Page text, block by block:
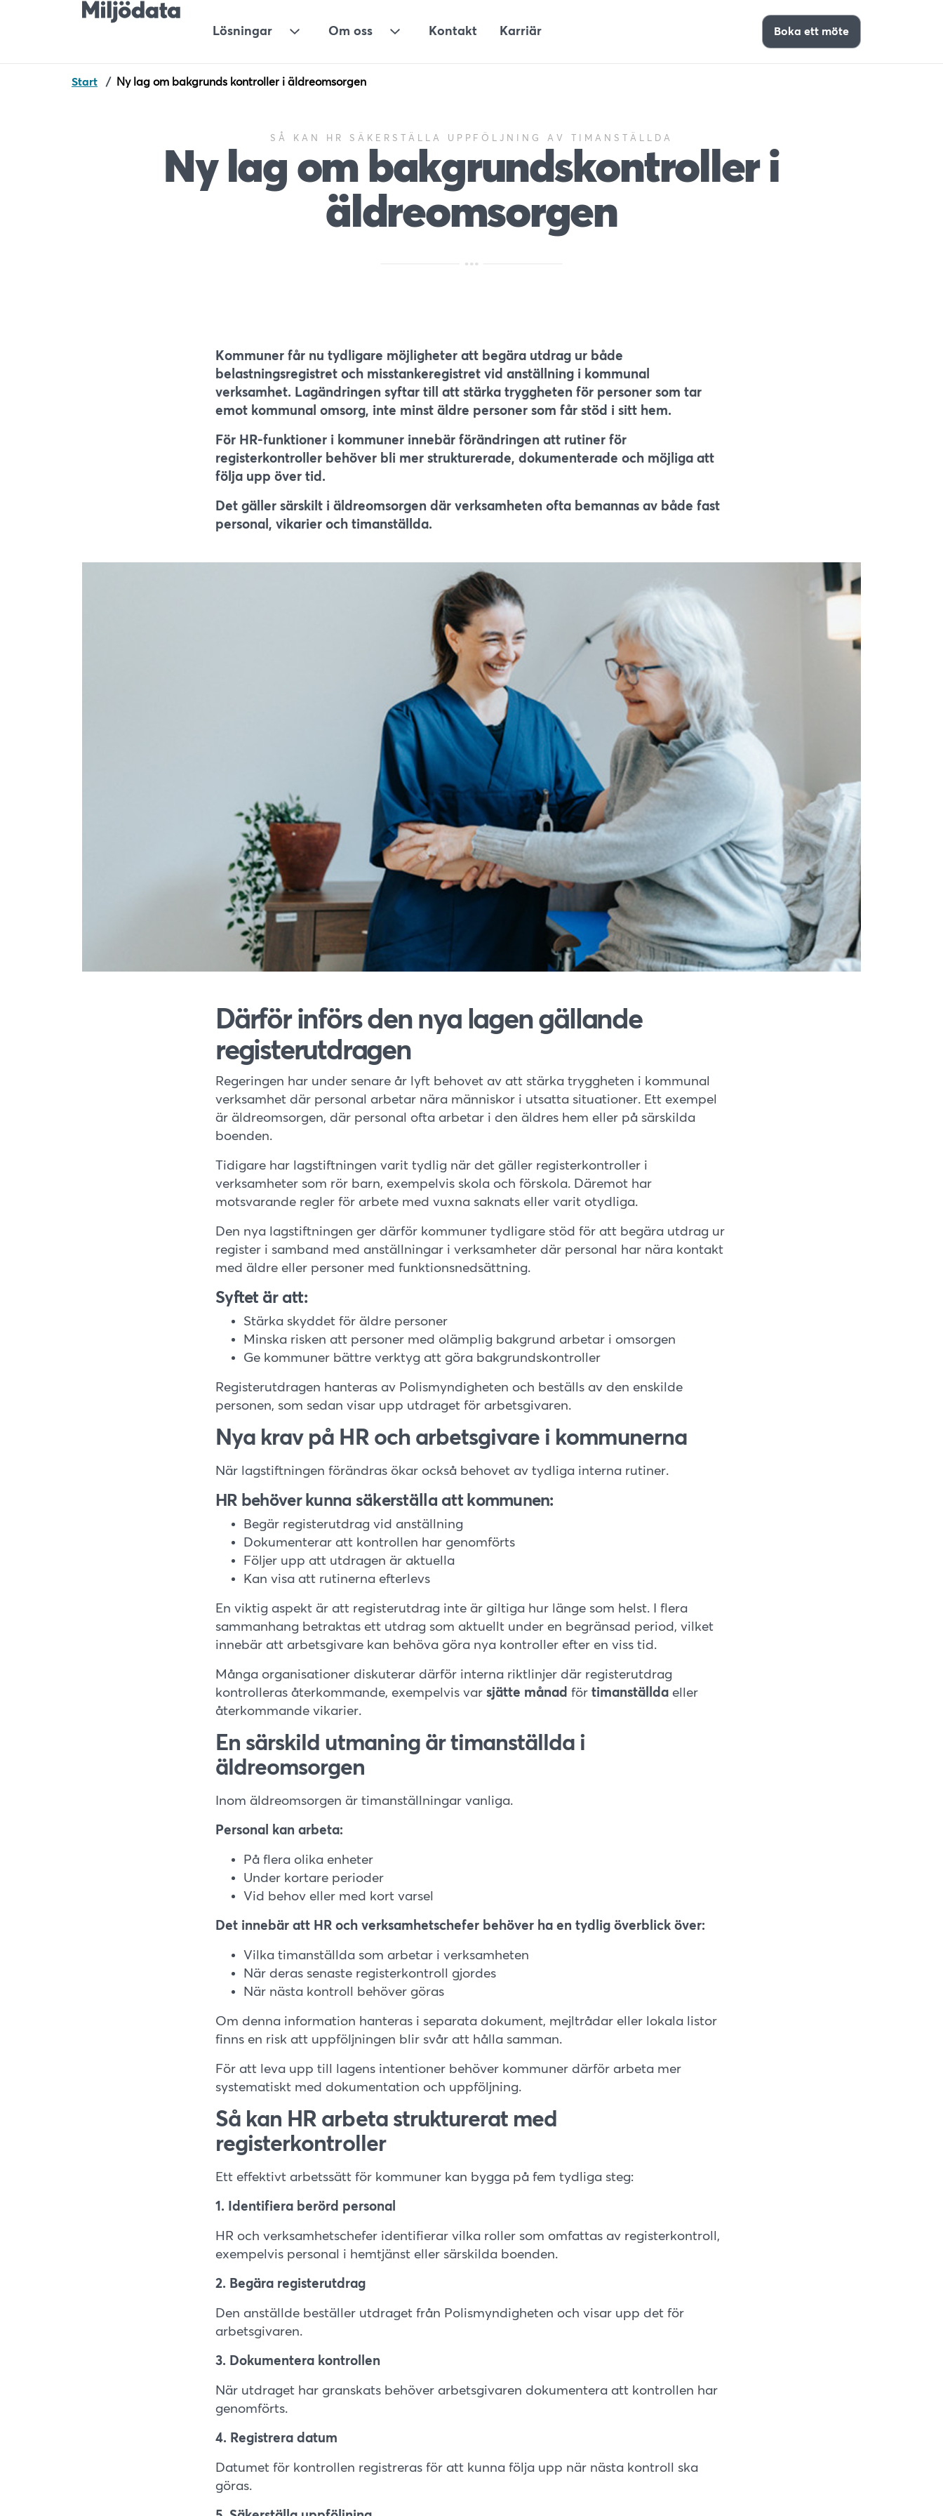
Lösningar
Undermeny för Lösningar
Om oss
Undermeny för Om oss
Kontakt Karriär Boka ett möte
Start / Ny lag om bakgrunds kontroller i äldreomsorgen
SÅ KAN HR SÄKERSTÄLLA UPPFÖLJNING AV TIMANSTÄLLDA
Ny lag om bakgrundskontroller i
äldreomsorgen
Kommuner får nu tydligare möjligheter att begära utdrag ur både
belastningsregistret och misstankeregistret vid anställning i kommunal
verksamhet. Lagändringen syftar till att stärka tryggheten för personer som tar
emot kommunal omsorg, inte minst äldre personer som får stöd i sitt hem.
För HR-funktioner i kommuner innebär förändringen att rutiner för
registerkontroller behöver bli mer strukturerade, dokumenterade och möjliga att
följa upp över tid.
Det gäller särskilt i äldreomsorgen där verksamheten ofta bemannas av både fast
personal, vikarier och timanställda.
Därför införs den nya lagen gällande
registerutdragen
Regeringen har under senare år lyft behovet av att stärka tryggheten i kommunal
verksamhet där personal arbetar nära människor i utsatta situationer. Ett exempel
är äldreomsorgen, där personal ofta arbetar i den äldres hem eller på särskilda
boenden.
Tidigare har lagstiftningen varit tydlig när det gäller registerkontroller i
verksamheter som rör barn, exempelvis skola och förskola. Däremot har
motsvarande regler för arbete med vuxna saknats eller varit otydliga.
Den nya lagstiftningen ger därför kommuner tydligare stöd för att begära utdrag ur
register i samband med anställningar i verksamheter där personal har nära kontakt
med äldre eller personer med funktionsnedsättning.
Syftet är att:
Stärka skyddet för äldre personer
Minska risken att personer med olämplig bakgrund arbetar i omsorgen
Ge kommuner bättre verktyg att göra bakgrundskontroller
Registerutdragen hanteras av Polismyndigheten och beställs av den enskilde
personen, som sedan visar upp utdraget för arbetsgivaren.
Nya krav på HR och arbetsgivare i kommunerna
När lagstiftningen förändras ökar också behovet av tydliga interna rutiner.
HR behöver kunna säkerställa att kommunen:
Begär registerutdrag vid anställning
Dokumenterar att kontrollen har genomförts
Följer upp att utdragen är aktuella
Kan visa att rutinerna efterlevs
En viktig aspekt är att registerutdrag inte är giltiga hur länge som helst. I flera
sammanhang betraktas ett utdrag som aktuellt under en begränsad period, vilket
innebär att arbetsgivare kan behöva göra nya kontroller efter en viss tid.
Många organisationer diskuterar därför interna riktlinjer där registerutdrag
kontrolleras återkommande, exempelvis var sjätte månad för timanställda eller
återkommande vikarier.
En särskild utmaning är timanställda i
äldreomsorgen
Inom äldreomsorgen är timanställningar vanliga.
Personal kan arbeta:
På flera olika enheter
Under kortare perioder
Vid behov eller med kort varsel
Det innebär att HR och verksamhetschefer behöver ha en tydlig överblick över:
Vilka timanställda som arbetar i verksamheten
När deras senaste registerkontroll gjordes
När nästa kontroll behöver göras
Om denna information hanteras i separata dokument, mejltrådar eller lokala listor
finns en risk att uppföljningen blir svår att hålla samman.
För att leva upp till lagens intentioner behöver kommuner därför arbeta mer
systematiskt med dokumentation och uppföljning.
Så kan HR arbeta strukturerat med
registerkontroller
Ett effektivt arbetssätt för kommuner kan bygga på fem tydliga steg:
1. Identifiera berörd personal
HR och verksamhetschefer identifierar vilka roller som omfattas av registerkontroll,
exempelvis personal i hemtjänst eller särskilda boenden.
2. Begära registerutdrag
Den anställde beställer utdraget från Polismyndigheten och visar upp det för
arbetsgivaren.
3. Dokumentera kontrollen
När utdraget har granskats behöver arbetsgivaren dokumentera att kontrollen har
genomförts.
4. Registrera datum
Datumet för kontrollen registreras för att kunna följa upp när nästa kontroll ska
göras.